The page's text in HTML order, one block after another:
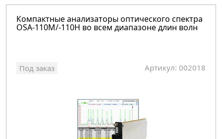
Компактные анализаторы оптического спектра
OSA-110M/-110H во всем диапазоне длин волн
Под заказ Артикул: 002018